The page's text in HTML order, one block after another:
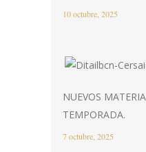
10 octubre, 2025
NUEVOS
TEMPORADA.
7 octubre, 2025